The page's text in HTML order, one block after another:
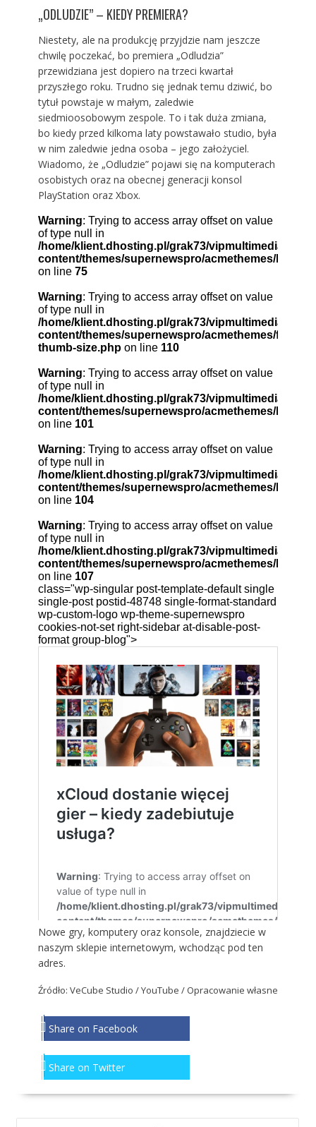
„ODLUDZIE” – KIEDY PREMIERA?
Niestety, ale na produkcję przyjdzie nam jeszcze
chwilę poczekać, bo premiera „Odludzia”
przewidziana jest dopiero na trzeci kwartał
przyszłego roku. Trudno się jednak temu dziwić, bo
tytuł powstaje w małym, zaledwie
siedmioosobowym zespole. To i tak duża zmiana,
bo kiedy przed kilkoma laty powstawało studio, była
w nim zaledwie jedna osoba – jego założyciel.
Wiadomo, że „Odludzie” pojawi się na komputerach
osobistych oraz na obecnej generacji konsol
PlayStation oraz Xbox.
Nowe gry, komputery oraz konsole, znajdziecie w
naszym sklepie internetowym, wchodząc pod ten
adres.
Źródło: VeCube Studio / YouTube / Opracowanie własne
Share on Facebook
Share on Twitter